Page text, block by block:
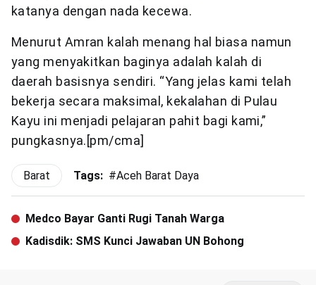
katanya dengan nada kecewa.
Menurut Amran kalah menang hal biasa namun
yang menyakitkan baginya adalah kalah di
daerah basisnya sendiri. “Yang jelas kami telah
bekerja secara maksimal, kekalahan di Pulau
Kayu ini menjadi pelajaran pahit bagi kami,”
pungkasnya.[pm/cma]
Barat Tags: #Aceh Barat Daya
Medco Bayar Ganti Rugi Tanah Warga
Kadisdik: SMS Kunci Jawaban UN Bohong